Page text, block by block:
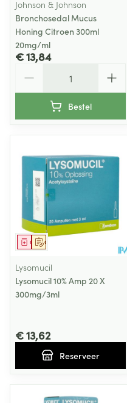
Johnson & Johnson
Bronchosedal Mucus
Honing Citroen 300ml
20mg/ml
€ 13,84
Bestel
Op voorschrift
Geneesmiddel
Lysomucil
Lysomucil 10% Amp 20 X
300mg/3ml
€ 13,62
Reserveer